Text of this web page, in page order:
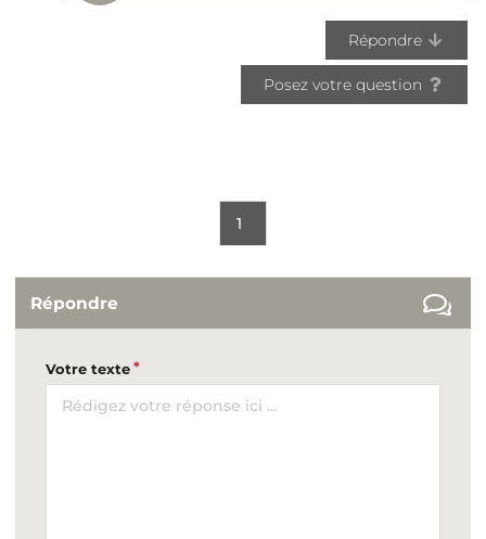
Répondre
Posez votre question
1
Répondre
Votre texte